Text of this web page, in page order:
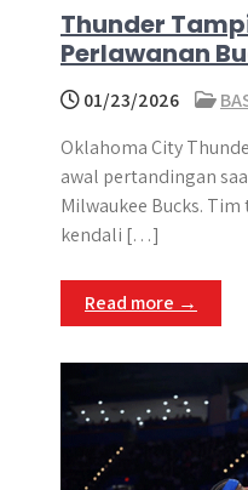
Thunder
Perlawanan
01/23/2026
Oklahoma City
awal pertandingan
Milwaukee Bucks.
kendali […]
Read more →